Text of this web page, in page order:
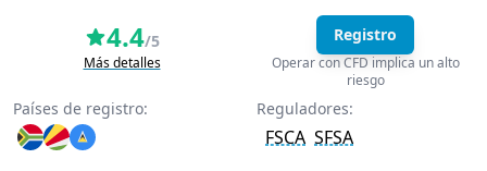
4.4/5
Más detalles
Registro
Operar con CFD implica un alto
riesgo
Países de registro: Reguladores:
FSCA SFSA